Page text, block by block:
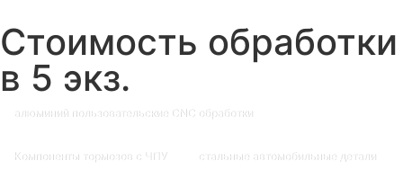
Стоимость обработки
в 5 экз.
алюминий пользовательские CNC обработки
Компоненты тормозов с ЧПУ стальные автомобильные детали